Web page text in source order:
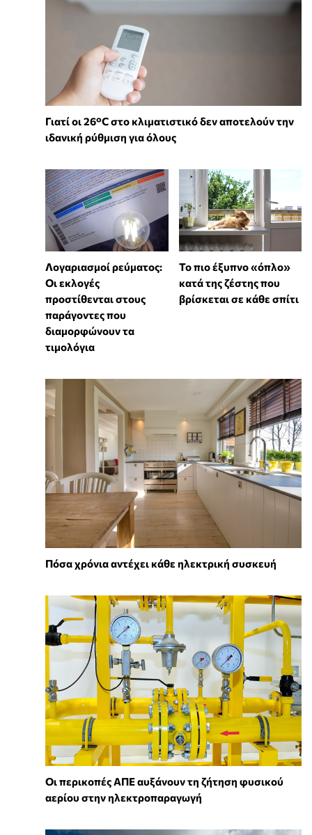
Γιατί οι 26°C στο κλιματιστικό δεν αποτελούν την
ιδανική ρύθμιση για όλους
Λογαριασμοί ρεύματος:
Οι εκλογές
προστίθενται στους
παράγοντες που
διαμορφώνουν τα
τιμολόγια
To πιο έξυπνο «όπλο»
κατά της ζέστης που
βρίσκεται σε κάθε σπίτι
Πόσα χρόνια αντέχει κάθε ηλεκτρική συσκευή
Οι περικοπές ΑΠΕ αυξάνουν τη ζήτηση φυσικού
αερίου στην ηλεκτροπαραγωγή